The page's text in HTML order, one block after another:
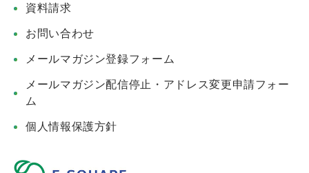
資料請求
お問い合わせ
メールマガジン登録フォーム
メールマガジン配信停止・アドレス変更申請フォー
ム
個人情報保護方針